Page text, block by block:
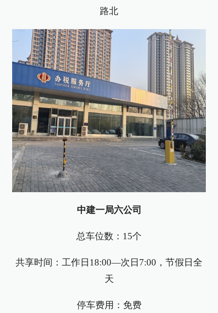
路北
中建一局六公司
总车位数：15个
共享时间：工作日18:00—次日7:00，节假日全
天
停车费用：免费